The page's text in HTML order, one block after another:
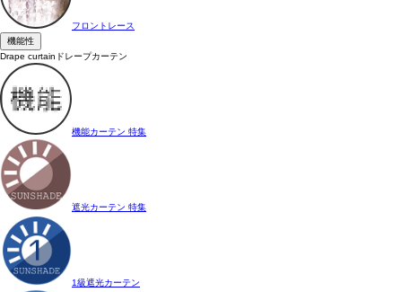
フロントレース
機能性
Drape curtain ドレープカーテン
機能カーテン 特集
遮光カーテン 特集
1級遮光カーテン